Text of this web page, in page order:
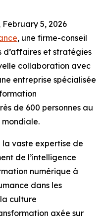
February 5, 2026
, une firme-conseil
et stratégies
collaboration avec
entreprise spécialisée
de 600 personnes au
mondiale.
vaste expertise de
de l’intelligence
numérique à
dans les
culture
axée sur